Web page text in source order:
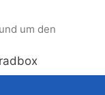
um den